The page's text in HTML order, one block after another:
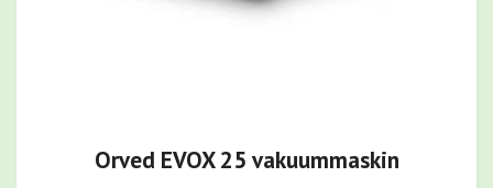
Orved EVOX 25 vakuummaskin